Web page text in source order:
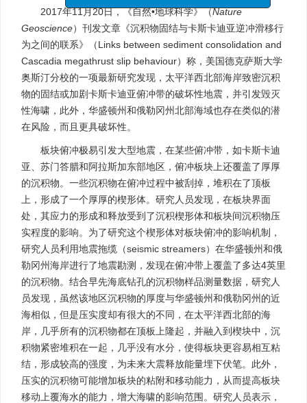
2017年11月20日，《自然•地球科学》（Nature
Geoscience）刊发文章《沉积物固结与卡斯卡迪亚逆冲滑移行
为之间的联系》（Links between sediment consolidation and
Cascadia megathrust slip behaviour）称，美国德克萨斯大学
奥斯汀分校的一项最新研究发现，太平洋西北部海岸致密沉积
物的固结或加剧卡斯卡迪亚俯冲带的破坏性地震，并引发毁灭
性海啸，此外，华盛顿州和俄勒冈州北部海域也存在类似的潜
在风险，而且更具破坏性。
板块俯冲极易引发大型地震，在某些俯冲带，如卡斯卡迪
亚、苏门答腊和阿拉斯加东部地区，俯冲板块上还覆盖了厚厚
的沉积物。一些沉积物在俯冲过程中被刮掉，堆积在了顶板
上，形成了一个厚厚的楔形体。研究人员发现，在板块界面
处，其应力的形成和释放受到了沉积楔形体和板块间沉积物压
实程度的影响。为了研究这个楔形体对板块俯冲的影响机制，
研究人员利用地震拖缆（seismic streamers）在华盛顿州和俄
勒冈州海岸进行了地震勘测，发现在俯冲带上覆盖了多达4英里
的沉积物。结合早先海底钻孔的沉积物样品测量数据，研究人
员发现，虽然该地区沉积物的厚度与华盛顿州和俄勒冈州的近
海相似，但是压实度却有很大的不同，在太平洋西北部的海
岸，几乎所有的沉积物都在顶板上隆起，并融入到楔块中，沉
积物紧密堆积在一起，几乎没有水分，使得板块更容易相互粘
结，形成较高的强度，为未来大震释放能量埋下伏笔。此外，
压实的沉积物可能增加板块的粘附和移动能力，从而提高板块
移动上覆海水的能力，增大海啸的影响范围。研究人员表示，